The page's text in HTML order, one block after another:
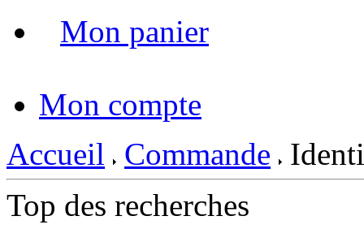
Mon panier
Mon compte
Accueil
Commande
Top des recherches